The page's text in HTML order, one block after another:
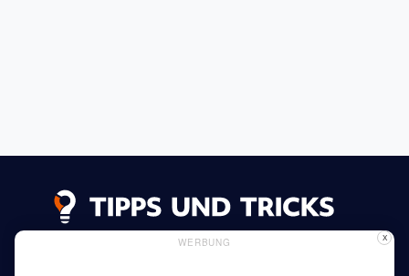
WERBUNG X